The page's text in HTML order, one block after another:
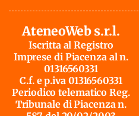
AteneoWeb s.r.l.
Iscritta al Registro
Imprese di Piacenza al n.
01316560331
C.f. e p.iva 01316560331
Periodico telematico Reg.
Tribunale di Piacenza n.